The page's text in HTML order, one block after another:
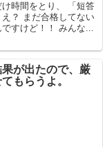
時間をとり、 「短答
？ まだ合格してない
すけど！！ みんな...
が出たので、厳
もらうよ。